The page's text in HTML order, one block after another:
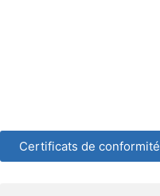
Certificats de conformité